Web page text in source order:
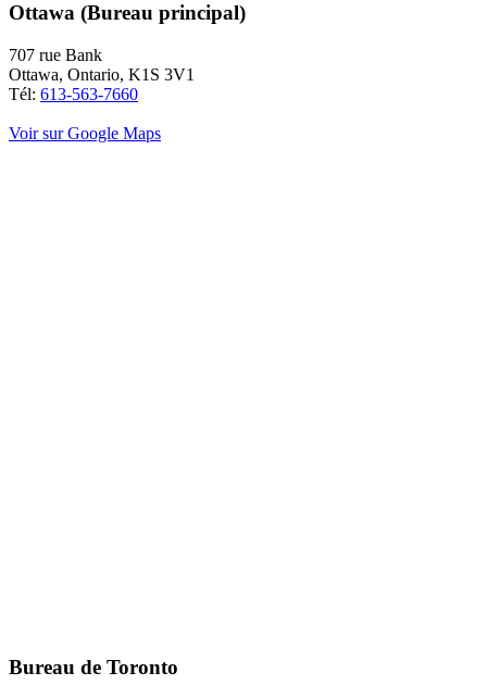
Ottawa (Bureau principal)
707 rue Bank
Ottawa, Ontario, K1S 3V1
Tél: 613-563-7660
Voir sur Google Maps
Bureau de Toronto